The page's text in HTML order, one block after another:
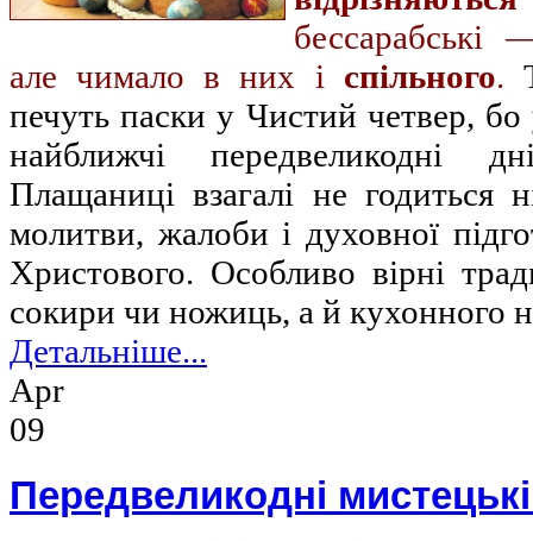
бессарабські
але чимало в них і спільного.
печуть паски у Чистий четвер,
найближчі передвеликодні
Плащаниці взагалі не годиться
молитви, жалоби і духовної
Христового. Особливо вірні
сокири чи ножиць, а й кухонного
Детальніше...
Apr
09
Передвеликодні